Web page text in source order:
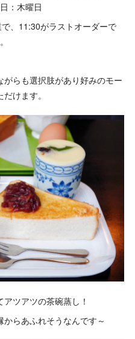
：木曜日
、11:30がラストオーダーで
らも選択肢があり好みのモー
けます。
ツアツの茶碗蒸し！
らあふれそうなんです～